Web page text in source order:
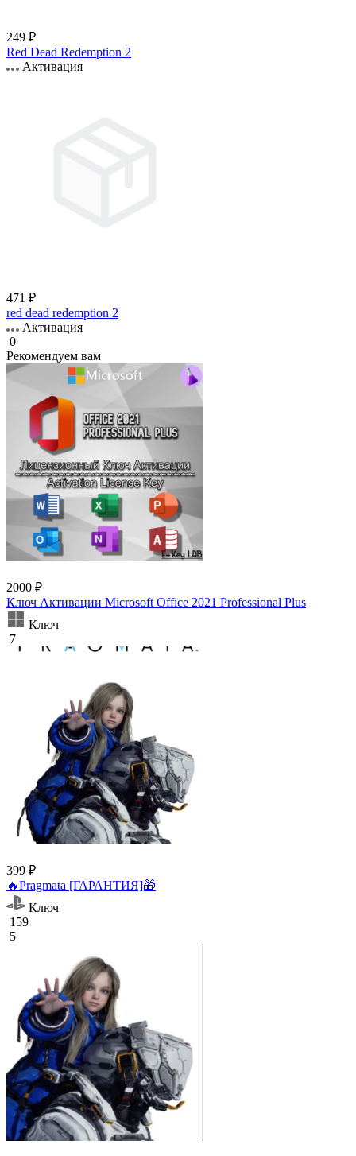
249 ₽
Red Dead Redemption 2
Активация
471 ₽
red dead redemption 2
Активация
0
Рекомендуем вам
2000 ₽
Ключ Активации Microsoft Office 2021 Professional Plus
Ключ
7
399 ₽
🔥Pragmata [ГАРАНТИЯ]🎁
Ключ
159
5